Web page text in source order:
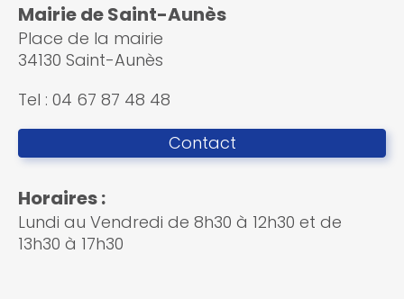
Mairie de Saint-Aunès
Place de la mairie
34130 Saint-Aunès
Tel : 04 67 87 48 48
Contact
Horaires :
Lundi au Vendredi de 8h30 à 12h30 et de
13h30 à 17h30